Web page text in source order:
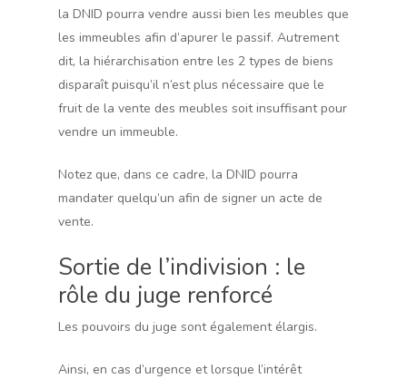
la DNID pourra vendre aussi bien les meubles que
les immeubles afin d’apurer le passif. Autrement
dit, la hiérarchisation entre les 2 types de biens
disparaît puisqu’il n’est plus nécessaire que le
fruit de la vente des meubles soit insuffisant pour
vendre un immeuble.
Notez que, dans ce cadre, la DNID pourra
mandater quelqu’un afin de signer un acte de
vente.
Sortie de l’indivision : le
rôle du juge renforcé
Les pouvoirs du juge sont également élargis.
Ainsi, en cas d’urgence et lorsque l’intérêt